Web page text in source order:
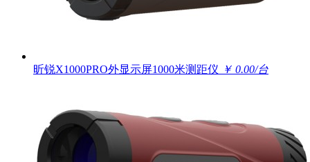
昕锐X1000PRO外显示屏1000米测距仪 ￥ 0.00/台